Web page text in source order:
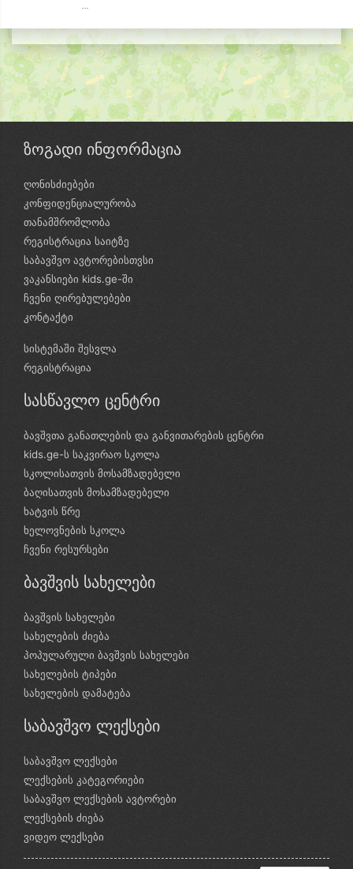
...
ზოგადი ინფორმაცია
ღონისძიებები
კონფიდენციალურობა
თანამშრომლობა
რეგისტრაცია საიტზე
საბავშვო ავტორებისთვსი
ვაკანსიები kids.ge-ში
ჩვენი ღირებულებები
კონტაქტი
სისტემაში შესვლა
რეგისტრაცია
სასწავლო ცენტრი
ბავშვთა განათლების და განვითარების ცენტრი
kids.ge-ს საკვირაო სკოლა
სკოლისათვის მოსამზადებელი
ბაღისათვის მოსამზადებელი
ხატვის წრე
ხელოვნების სკოლა
ჩვენი რესურსები
ბავშვის სახელები
ბავშვის სახელები
სახელების ძიება
პოპულარული ბავშვის სახელები
სახელების ტიპები
სახელების დამატება
საბავშვო ლექსები
საბავშვო ლექსები
ლექსების კატეგორიები
საბავშვო ლექსების ავტორები
ლექსების ძიება
ვიდეო ლექსები